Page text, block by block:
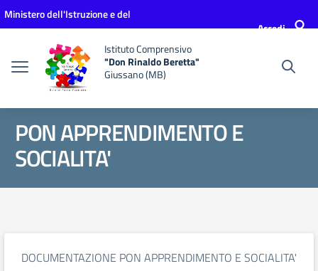
Vai ai contenuti
Vai al menu di navigazione
Vai al footer
Ministero dell'Istruzione e del
Accedi
Istituto Comprensivo
"Don Rinaldo Beretta"
Giussano (MB)
PON APPRENDIMENTO E
SOCIALITA'
DOCUMENTAZIONE PON APPRENDIMENTO E SOCIALITA'